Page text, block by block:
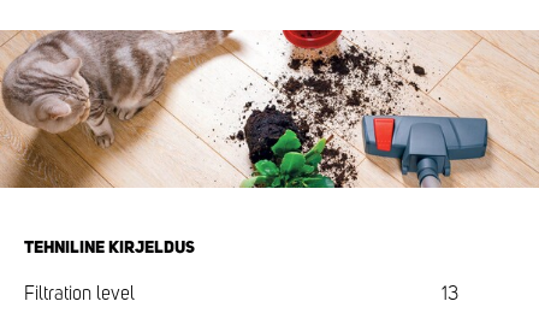
TEHNILINE KIRJELDUS
Filtration level 13